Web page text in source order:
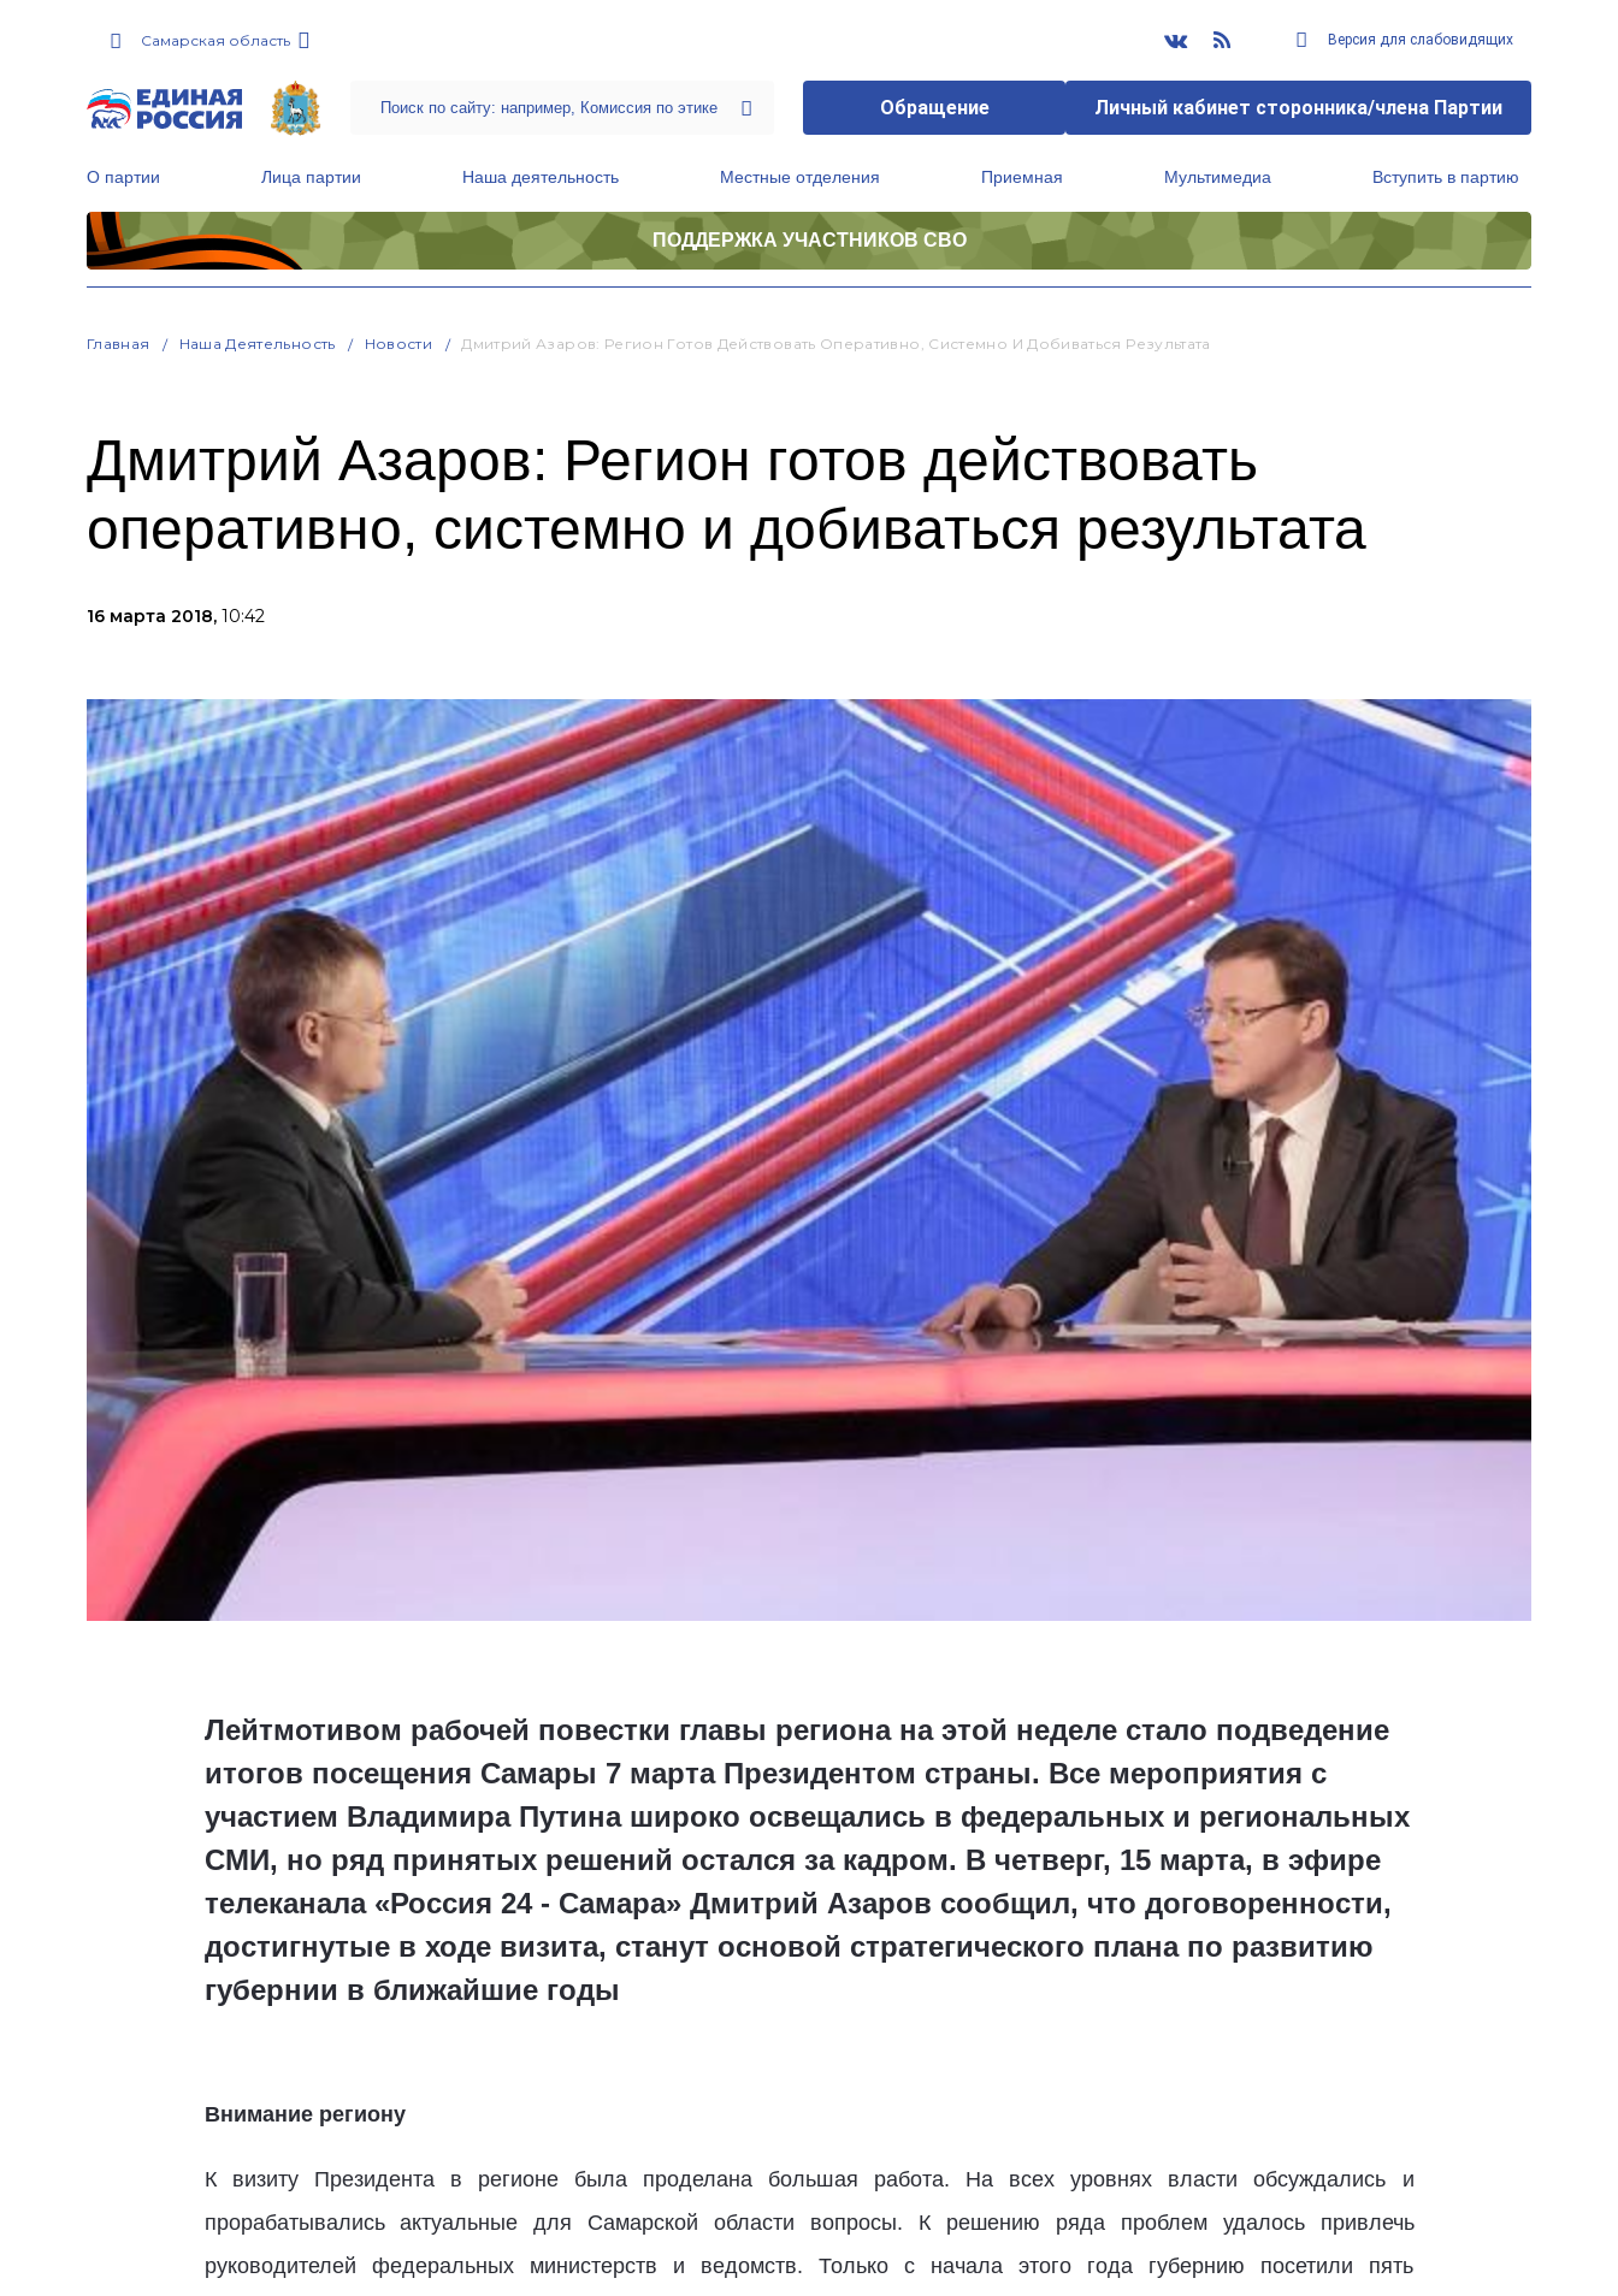
Самарская область Версия для слабовидящих
Обращение Личный кабинет сторонника/члена Партии
О партии Лица партии Наша деятельность Местные отделения Приемная Мультимедиа Вступить в партию
ПОДДЕРЖКА УЧАСТНИКОВ СВО
Главная Наша Деятельность Новости Дмитрий Азаров: Регион Готов Действовать Оперативно, Системно И Добиваться Результата
Дмитрий Азаров: Регион готов действовать
оперативно, системно и добиваться результата
16 марта 2018, 10:42
Лейтмотивом рабочей повестки главы региона на этой неделе стало подведение
итогов посещения Самары 7 марта Президентом страны. Все мероприятия с
участием Владимира Путина широко освещались в федеральных и региональных
СМИ, но ряд принятых решений остался за кадром. В четверг, 15 марта, в эфире
телеканала «Россия 24 - Самара» Дмитрий Азаров сообщил, что договоренности,
достигнутые в ходе визита, станут основой стратегического плана по развитию
губернии в ближайшие годы
Внимание региону
К визиту Президента в регионе была проделана большая работа. На всех уровнях власти обсуждались и
прорабатывались актуальные для Самарской области вопросы. К решению ряда проблем удалось привлечь
руководителей федеральных министерств и ведомств. Только с начала этого года губернию посетили пять